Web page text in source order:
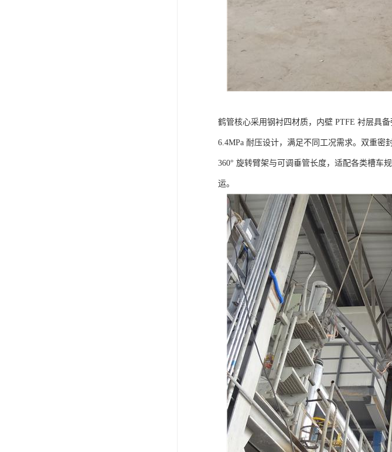
鹤管核心采用钢衬四材质，内壁 PTFE 衬层具
6.4MPa 耐压设计，满足不同工况需求。双重密
360° 旋转臂架与可调垂管长度，适配各类槽车
运。